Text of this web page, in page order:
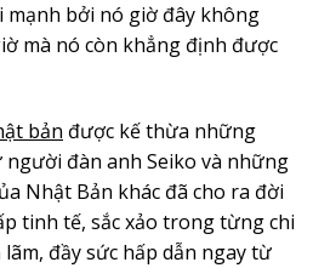
mạnh bởi nó giờ đây không
mà nó còn khẳng định được
bản được kế thừa những
đàn anh Seiko và những
Nhật Bản khác đã cho ra đời
tinh tế, sắc xảo trong từng chi
đầy sức hấp dẫn ngay từ